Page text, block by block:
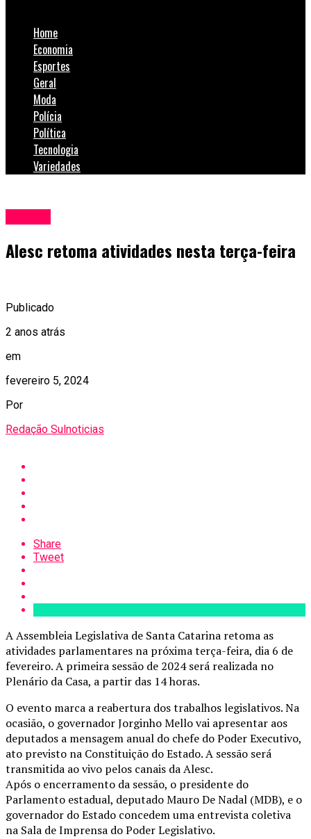
Home
Economia
Esportes
Geral
Moda
Polícia
Política
Tecnologia
Variedades
Alesc retoma atividades nesta terça-feira
Publicado
2 anos atrás
em
fevereiro 5, 2024
Por
Redação Sulnoticias
Share
Tweet
A Assembleia Legislativa de Santa Catarina retoma as
atividades parlamentares na próxima terça-feira, dia 6 de
fevereiro. A primeira sessão de 2024 será realizada no
Plenário da Casa, a partir das 14 horas.
O evento marca a reabertura dos trabalhos legislativos. Na
ocasião, o governador Jorginho Mello vai apresentar aos
deputados a mensagem anual do chefe do Poder Executivo,
ato previsto na Constituição do Estado. A sessão será
transmitida ao vivo pelos canais da Alesc.
Após o encerramento da sessão, o presidente do
Parlamento estadual, deputado Mauro De Nadal (MDB), e o
governador do Estado concedem uma entrevista coletiva
na Sala de Imprensa do Poder Legislativo.